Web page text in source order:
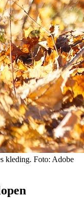
kleding. Foto: Adobe